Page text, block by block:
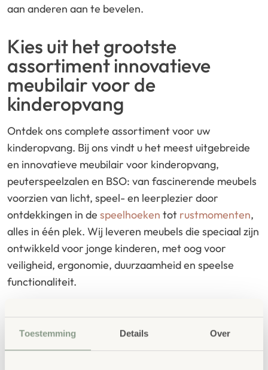
Toestemming Details Over
aan anderen aan te bevelen.
Kies uit het grootste
assortiment innovatieve
meubilair voor de
kinderopvang
Ontdek ons complete assortiment voor uw
kinderopvang. Bij ons vindt u het meest uitgebreide
en innovatieve meubilair voor kinderopvang,
peuterspeelzalen en BSO: van fascinerende meubels
voorzien van licht, speel- en leer­plezier door
ontdekkingen in de speelhoeken tot rust­momenten,
alles in één plek. Wij leveren meubels die speciaal zijn
ontwikkeld voor jonge kinderen, met oog voor
veiligheid, ergonomie, duurzaamheid en speelse
functionaliteit.
Innovatieve ontwerpen
: Meubilair dat